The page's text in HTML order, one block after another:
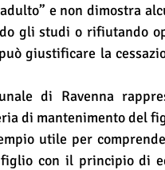
e non dimostra
gli studi o rifiutando
giustificare la
di Ravenna
di mantenimento del
utile per
con il principio di